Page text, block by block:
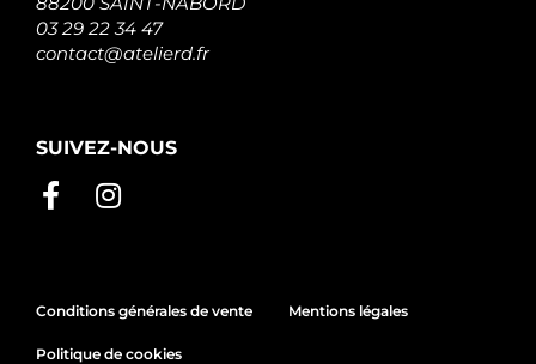
03 29 22 34 47
contact@atelierd.fr
SUIVEZ-NOUS
Conditions générales de vente Mentions légales
Politique de cookies